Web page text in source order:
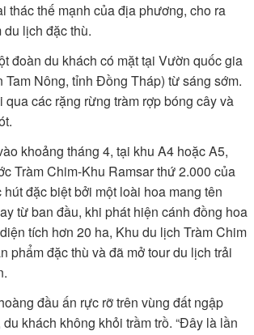
thác thế mạnh của địa phương, cho ra
du lịch đặc thù.
đoàn du khách có mặt tại Vườn quốc gia
Tam Nông, tỉnh Ðồng Tháp) từ sáng sớm.
các rặng rừng tràm rợp bóng cây và
khoảng tháng 4, tại khu A4 hoặc A5,
Tràm Chim-Khu Ramsar thứ 2.000 của
đặc biệt bởi một loài hoa mang tên
từ ban đầu, khi phát hiện cánh đồng hoa
tích hơn 20 ha, Khu du lịch Tràm Chim
phẩm đặc thù và đã mở tour du lịch trải
đầu ấn rực rỡ trên vùng đất ngập
khách không khỏi trầm trồ. “Ðây là lần